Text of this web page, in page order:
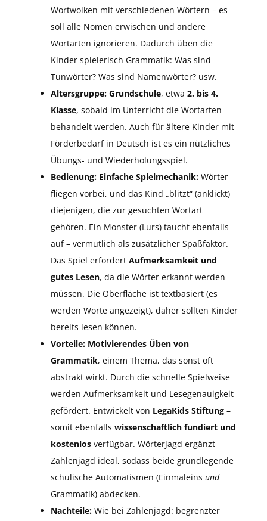
Wortwolken mit verschiedenen Wörtern – es
soll alle Nomen erwischen und andere
Wortarten ignorieren. Dadurch üben die
Kinder spielerisch Grammatik: Was sind
Tunwörter? Was sind Namenwörter? usw.
Altersgruppe: Grundschule, etwa 2. bis 4.
Klasse, sobald im Unterricht die Wortarten
behandelt werden. Auch für ältere Kinder mit
Förderbedarf in Deutsch ist es ein nützliches
Übungs- und Wiederholungsspiel.
Bedienung: Einfache Spielmechanik: Wörter
fliegen vorbei, und das Kind „blitzt“ (anklickt)
diejenigen, die zur gesuchten Wortart
gehören. Ein Monster (Lurs) taucht ebenfalls
auf – vermutlich als zusätzlicher Spaßfaktor.
Das Spiel erfordert Aufmerksamkeit und
gutes Lesen, da die Wörter erkannt werden
müssen. Die Oberfläche ist textbasiert (es
werden Worte angezeigt), daher sollten Kinder
bereits lesen können.
Vorteile: Motivierendes Üben von
Grammatik, einem Thema, das sonst oft
abstrakt wirkt. Durch die schnelle Spielweise
werden Aufmerksamkeit und Lesegenauigkeit
gefördert. Entwickelt von LegaKids Stiftung –
somit ebenfalls wissenschaftlich fundiert und
kostenlos verfügbar. Wörterjagd ergänzt
Zahlenjagd ideal, sodass beide grundlegende
schulische Automatismen (Einmaleins und
Grammatik) abdecken.
Nachteile: Wie bei Zahlenjagd: begrenzter